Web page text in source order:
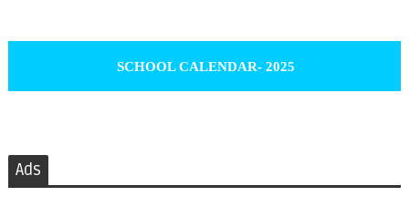
SCHOOL CALENDAR- 2025
Ads